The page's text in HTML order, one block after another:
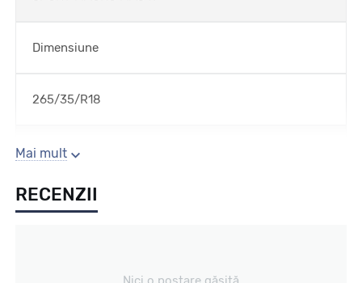
Dimensiune
265/35/R18
Sezon
Vara
Mai mult
RECENZII